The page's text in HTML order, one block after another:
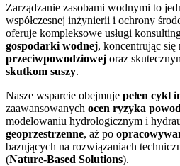
Zarządzanie zasobami wodnymi to
współczesnej inżynierii i ochrony
oferuje kompleksowe usługi
gospodarki wodnej, koncentrując się
przeciwpowodziowej oraz
skutkom suszy.
Nasze wsparcie obejmuje pełen cykl
zaawansowanych ocen ryzyka
modelowaniu hydrologicznym i
geoprzestrzenne, aż po
bazujących na rozwiązaniach
(Nature-Based Solutions).